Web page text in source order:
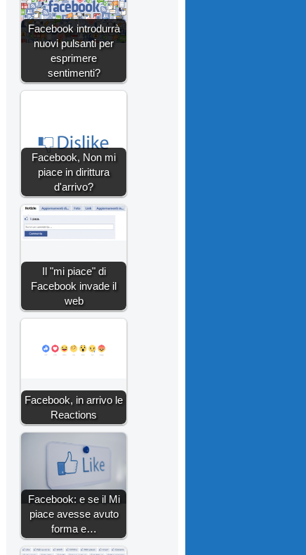
Facebook introdurrà
nuovi pulsanti per
esprimere
sentimenti?
Facebook, Non mi
piace in dirittura
d'arrivo?
Il "mi piace" di
Facebook invade il
web
Facebook, in arrivo le
Reactions
Facebook: e se il Mi
piace avesse avuto
forma e…